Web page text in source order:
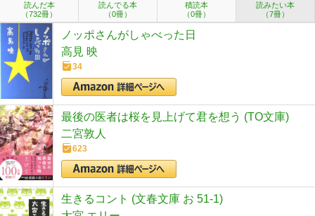
読んだ本
（732冊）
読んでる本
（0冊）
積読本
（0冊）
読みたい本
（7冊）
ノッポさんがしゃべった日
高見 映
34
最後の医者は桜を見上げて君を想う (TO文庫)
二宮敦人
623
生きるコント (文春文庫 お 51-1)